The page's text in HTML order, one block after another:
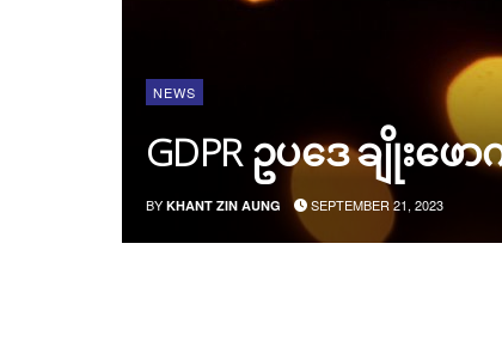
NEWS
GDPR ဥပဒေ ချိုး
BY KHANT ZIN AUNG SEPTEMBER 21, 2023